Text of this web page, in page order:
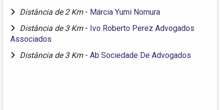
Distância de 2 Km - Márcia Yumi Nomura
Distância de 3 Km - Ivo Roberto Perez Advogados
Associados
Distância de 3 Km - Ab Sociedade De Advogados